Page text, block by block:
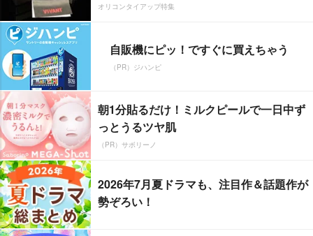
オリコンタイアップ特集
自販機にピッ！ですぐに買えちゃう
（PR）ジハンピ
朝1分貼るだけ！ミルクピールで一日中ず
っとうるツヤ肌
（PR）サボリーノ
2026年7月夏ドラマも、注目作＆話題作が
勢ぞろい！